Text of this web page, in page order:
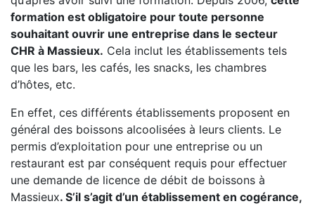
formation est obligatoire pour toute personne
souhaitant ouvrir une entreprise dans le secteur
CHR à Massieux. Cela inclut les établissements tels
que les bars, les cafés, les snacks, les chambres
d’hôtes, etc.
En effet, ces différents établissements proposent en
général des boissons alcoolisées à leurs clients. Le
permis d’exploitation pour une entreprise ou un
restaurant est par conséquent requis pour effectuer
une demande de licence de débit de boissons à
Massieux. S’il s’agit d’un établissement en cogérance,